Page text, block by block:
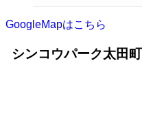
GoogleMapはこちら
シンコウパーク太田